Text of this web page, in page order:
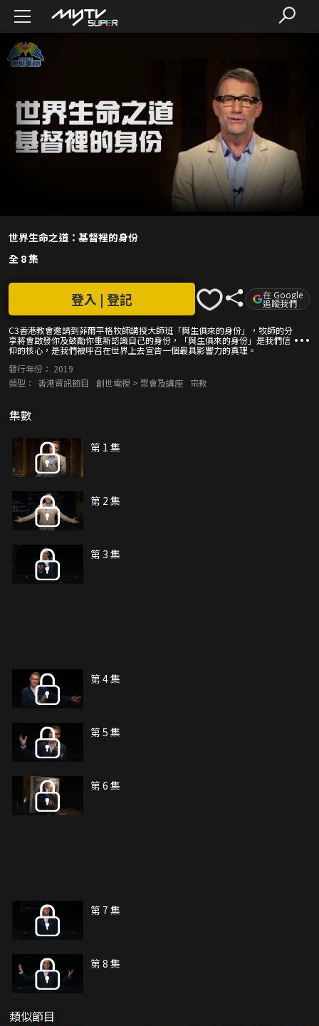
世界生命之道：基督裡的身份
全 8 集
C3香港教會邀請到菲爾平格牧師講授大師班「與生俱來的身份」，牧師的分
享將會啟發你及鼓勵你重新認識自己的身份，「與生俱來的身份」是我們信
仰的核心，是我們被呼召在世界上去宣告一個最具影響力的真理。
登入 | 登記 在 Google
追蹤我們
發行年份： 2019
類型：
香港資訊節目 創世電視 > 聚會及講座 宗教
集數
第 1 集
第 2 集
第 3 集
第 4 集
第 5 集
第 6 集
第 7 集
第 8 集
類似節目